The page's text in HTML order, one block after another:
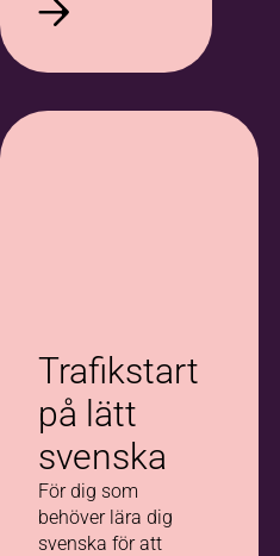
Trafikstart
på lätt
svenska
För dig som
behöver lära dig
svenska för att